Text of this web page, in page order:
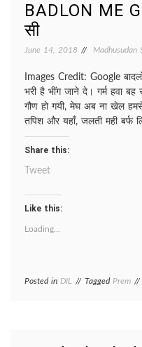
BADLON ME
सी
June 14, 2018 Madhusudan
Images Credit: Google
भरी है भींग जाने दे। गर्म हवा बह
गौण हो गयी, मेघ अब ना खेल
तपिश और यहाँ, जलती मही बर्फ
Share this:
Tweet
Like this:
Loading...
Posted in DIL Tagged Prem